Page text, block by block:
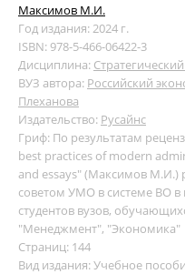
Максимов М.И.
Год издания: 2024 г.
ISBN: 978-5-466-06422-3
Дисциплина:
ВУЗ автора: Российский
Плеханова
Издательство: Русайнс
Гриф: По результатам
best practices of modern
and essays" (Максимов М.И.)
советом УМО в системе ВО в
студентов вузов,
"Менеджмент", "Экономика"
Страниц: 144
Вид издания: Учебное